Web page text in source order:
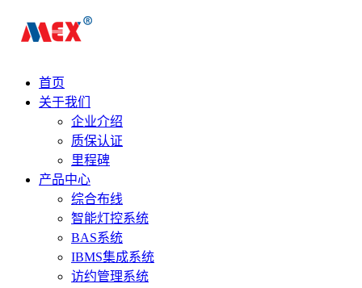
首页
关于我们
企业介绍
质保认证
里程碑
产品中心
综合布线
智能灯控系统
BAS系统
IBMS集成系统
访约管理系统